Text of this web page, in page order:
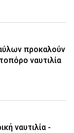
προκαλούν
ναυτιλία
ναυτιλία -